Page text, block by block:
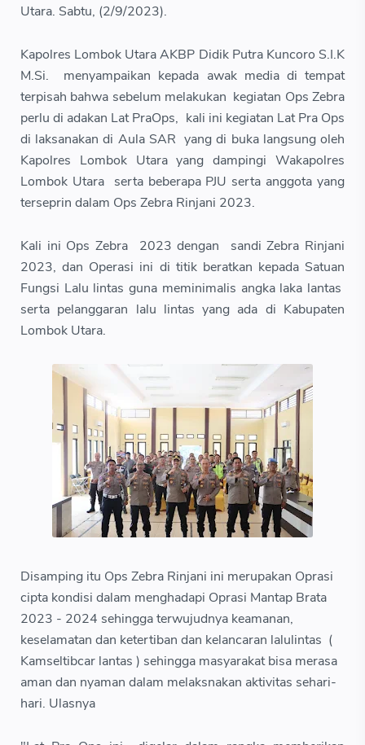
Utara. Sabtu, (2/9/2023).
Kapolres Lombok Utara AKBP Didik Putra Kuncoro S.I.K
M.Si. menyampaikan kepada awak media di tempat
terpisah bahwa sebelum melakukan kegiatan Ops Zebra
perlu di adakan Lat PraOps, kali ini kegiatan Lat Pra Ops
di laksanakan di Aula SAR yang di buka langsung oleh
Kapolres Lombok Utara yang dampingi Wakapolres
Lombok Utara serta beberapa PJU serta anggota yang
terseprin dalam Ops Zebra Rinjani 2023.
Kali ini Ops Zebra 2023 dengan sandi Zebra Rinjani
2023, dan Operasi ini di titik beratkan kepada Satuan
Fungsi Lalu lintas guna meminimalis angka laka lantas
serta pelanggaran lalu lintas yang ada di Kabupaten
Lombok Utara.
Disamping itu Ops Zebra Rinjani ini merupakan Oprasi
cipta kondisi dalam menghadapi Oprasi Mantap Brata
2023 - 2024 sehingga terwujudnya keamanan,
keselamatan dan ketertiban dan kelancaran lalulintas (
Kamseltibcar lantas ) sehingga masyarakat bisa merasa
aman dan nyaman dalam melaksnakan aktivitas sehari-
hari. Ulasnya